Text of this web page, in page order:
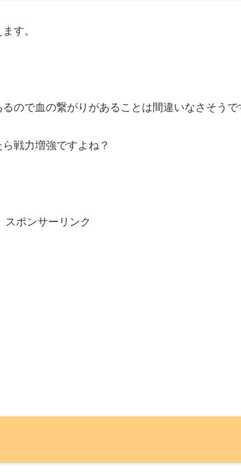
す。
ので血の繋がりがあることは間違いなさそうで
戦力増強ですよね？
スポンサーリンク